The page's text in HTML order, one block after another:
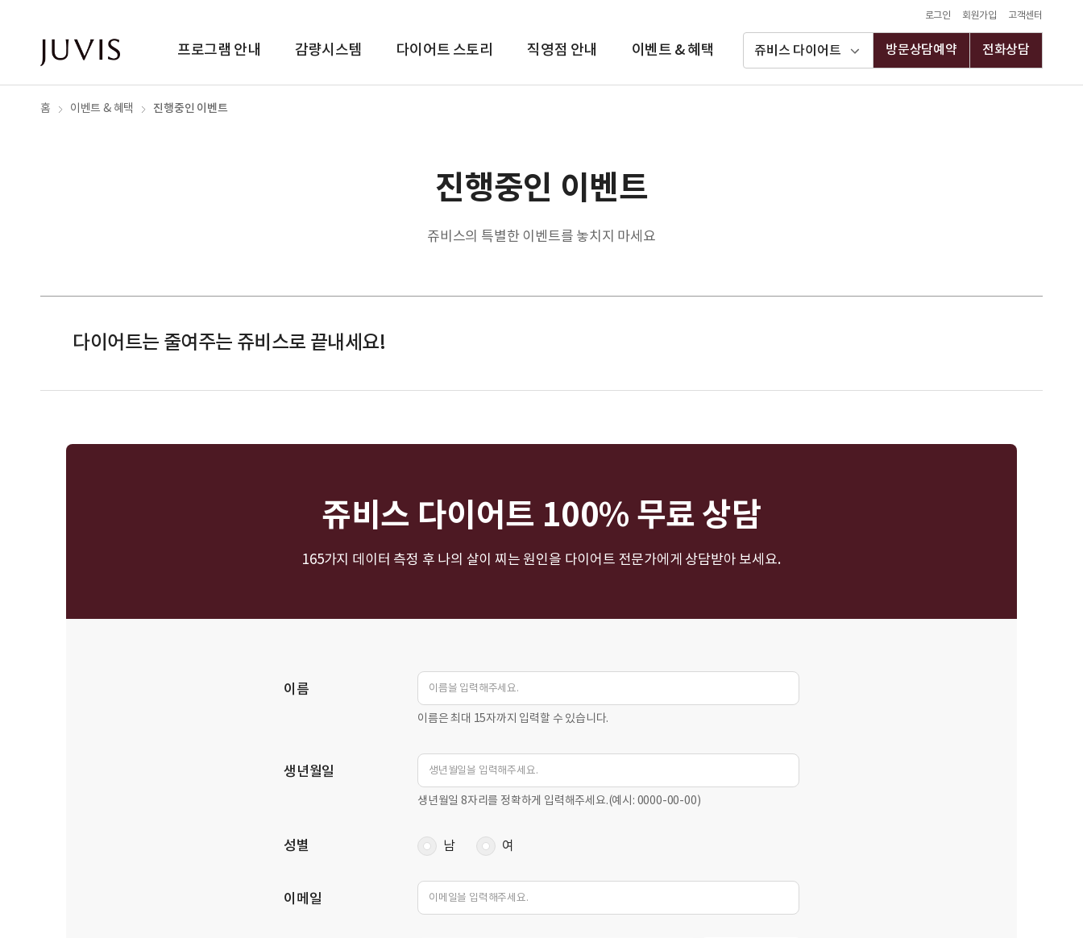
프로그램 안내 감량시스템 다이어트 스토리 직영점 안내 이벤트 & 혜택
로그인 회원가입 고객센터
쥬비스 다이어트 방문상담예약 전화상담
홈 이벤트 & 혜택 진행중인 이벤트
진행중인 이벤트
쥬비스의 특별한 이벤트를 놓치지 마세요
다이어트는 줄여주는 쥬비스로 끝내세요!
쥬비스 다이어트 100% 무료 상담
165가지 데이터 측정 후 나의 살이 찌는 원인을 다이어트 전문가에게 상담받아 보세요.
이름
이름은 최대 15자까지 입력할 수 있습니다.
생년월일
생년월일 8자리를 정확하게 입력해주세요.(예시: 0000-00-00)
성별 남 여
이메일